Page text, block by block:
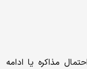
مذاکره یا ادامه